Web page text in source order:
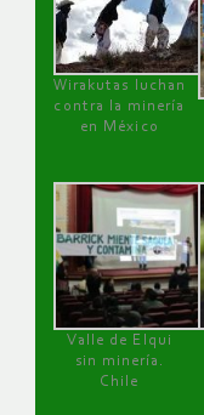
Wirakutas luchan
contra la minería
en México
Valle de Elqui
sin minería.
Chile